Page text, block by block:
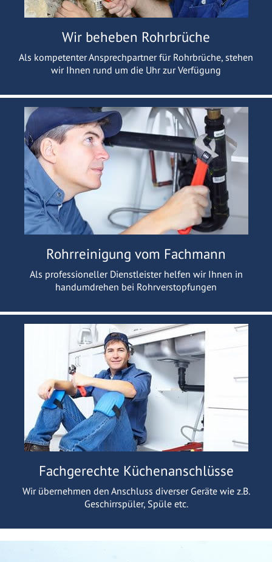
Wir beheben Rohrbrüche
Als kompetenter Ansprechpartner für Rohrbrüche, stehen
wir Ihnen rund um die Uhr zur Verfügung
Rohrreinigung vom Fachmann
Als professioneller Dienstleister helfen wir Ihnen in
handumdrehen bei Rohrverstopfungen
Fachgerechte Küchenanschlüsse
Wir übernehmen den Anschluss diverser Geräte wie z.B.
Geschirrspüler, Spüle etc.